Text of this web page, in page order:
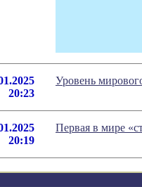
20:23
Уровень
20:19
Первая в мире